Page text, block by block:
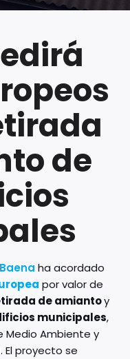
de
Baena ha acordado
por valor de
de amiantoy
municipales,
Medio Ambiente y
El proyecto se